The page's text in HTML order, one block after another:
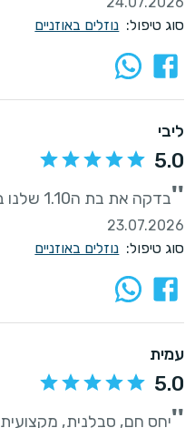
סוג טיפול: נוזלים באוזניים
ליבי
5.0
''בדקה את בת ה1.10 שלנו ברגישות
23.07.2026
סוג טיפול: נוזלים באוזניים
עמית
5.0
''יחס חם, סבלנית, מקצועית